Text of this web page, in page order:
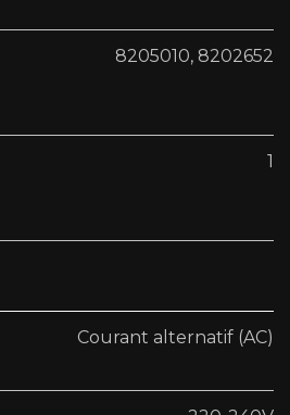
8205010, 8202652
1
Courant alternatif (AC)